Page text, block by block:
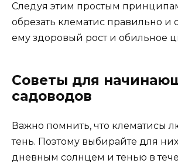
Следуя этим простым
обрезать клематис правильно и
ему здоровый рост и обильное
Советы для
садоводов
Важно помнить, что клематисы
тень. Поэтому выбирайте для
дневным солнцем и тенью в